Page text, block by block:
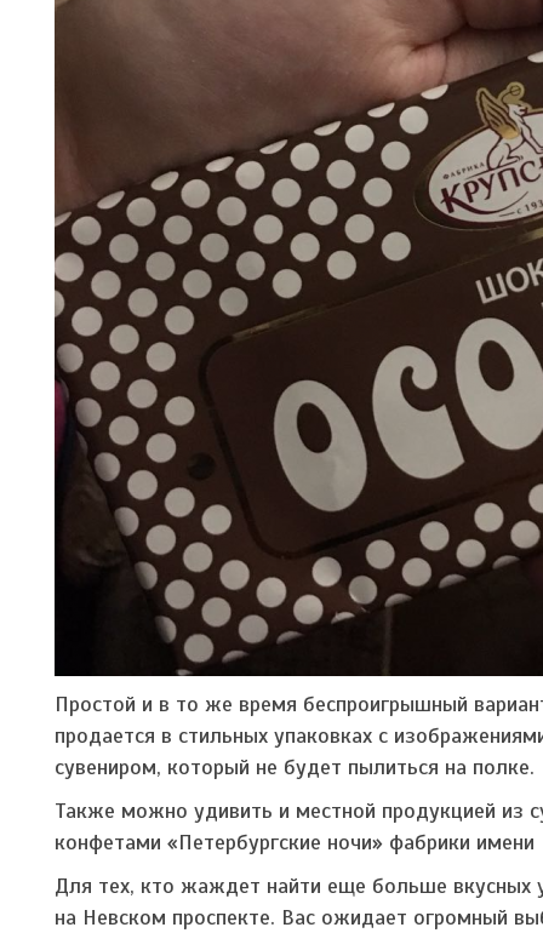
Простой и в то же время беспроигрышный
продается в стильных упаковках с
сувениром, который не будет пылиться на полке.
Также можно удивить и местной продукцией из
конфетами «Петербургские ночи» фабрики имени
Для тех, кто жаждет найти еще больше вкусных
на Невском проспекте. Вас ожидает огромный